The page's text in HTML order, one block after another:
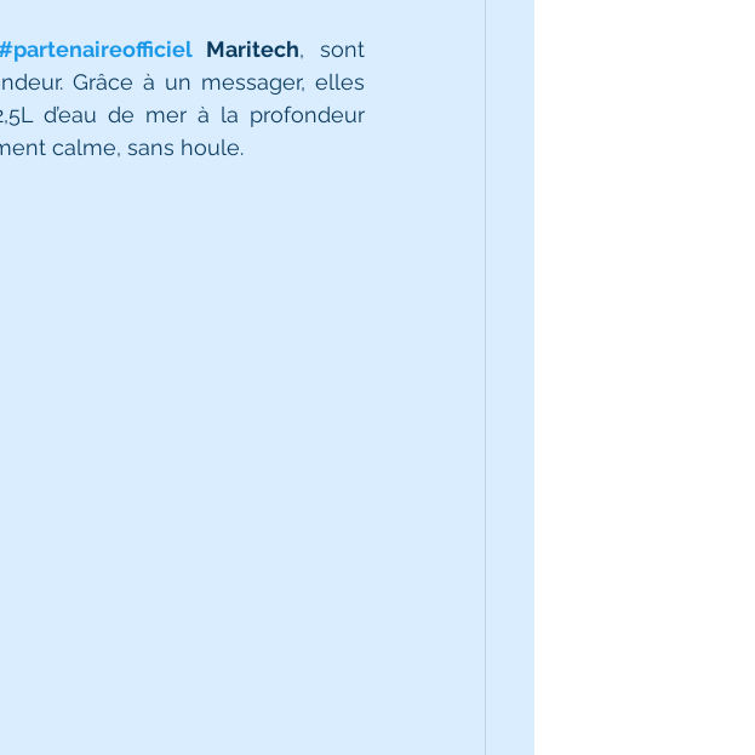
Maritech, sont
Grâce à un messager, elles
d’eau de mer à la profondeur
calme, sans houle.